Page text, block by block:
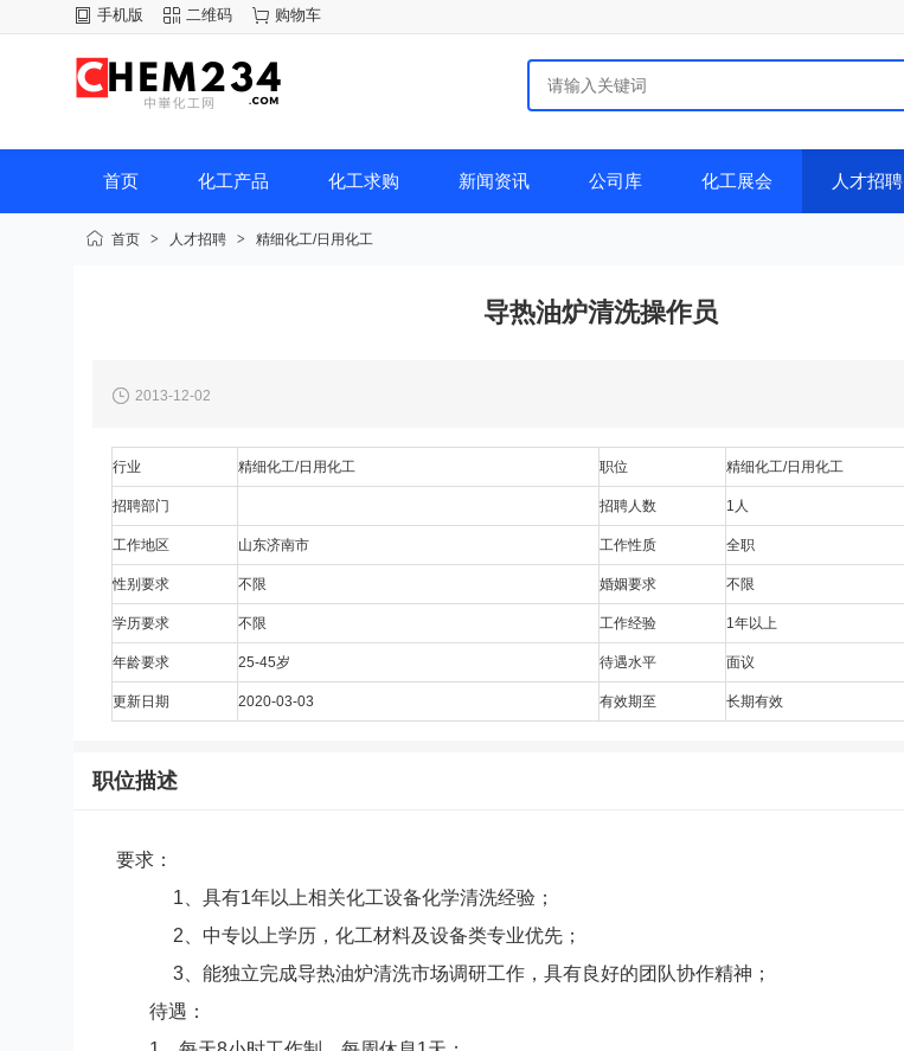
手机版 二维码 购物车
首页 化工产品 化工求购 新闻资讯 公司库 化工展会 人才招聘
首页 > 人才招聘 > 精细化工/日用化工
导热油炉清洗操作员
2013-12-02
行业 精细化工/日用化工 职位 精细化工/日用化工
招聘部门 招聘人数 1人
工作地区 山东济南市 工作性质 全职
性别要求 不限 婚姻要求 不限
学历要求 不限 工作经验 1年以上
年龄要求 25-45岁 待遇水平 面议
更新日期 2020-03-03 有效期至 长期有效
职位描述
要求：
1、具有1年以上相关化工设备化学清洗经验；
2、中专以上学历，化工材料及设备类专业优先；
3、能独立完成导热油炉清洗市场调研工作，具有良好的团队协作精神；
待遇：